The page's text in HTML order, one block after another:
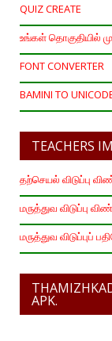
QUIZ CREATE
உங்கள் தொகுதியில்
FONT CONVERTER
BAMINI TO
TEACHERS
தற்செயல் விடுப்பு
மருத்துவ விடுப்பு
மருத்துவ விடுப்புப்
APK.